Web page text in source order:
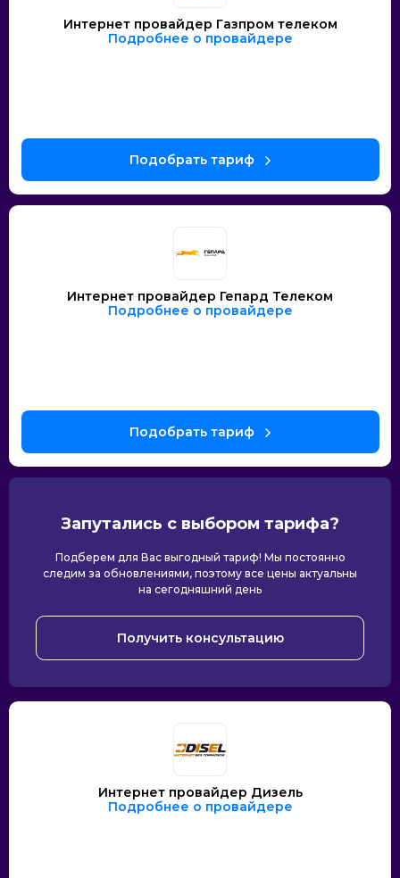
Интернет провайдер Газпром телеком
Подробнее о провайдере
Интернет провайдер Гепард Телеком
Подробнее о провайдере
Запутались с выбором тарифа?
Подберем для Вас выгодный тариф! Мы постоянно
следим за обновлениями, поэтому все цены актуальны
на сегодняшний день
Получить консультацию
Интернет провайдер Дизель
Подробнее о провайдере